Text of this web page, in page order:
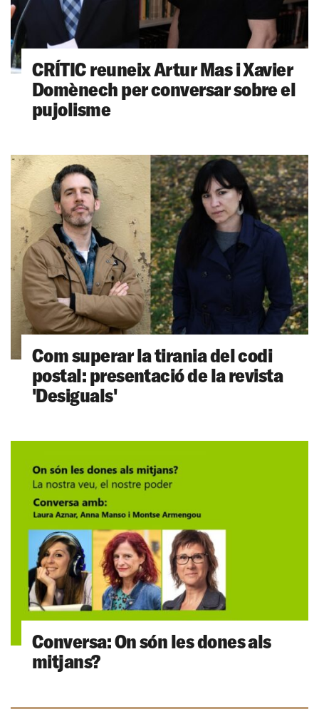
CRÍTIC reuneix Artur Mas i Xavier
Domènech per conversar sobre el
pujolisme
Com superar la tirania del codi
postal: presentació de la revista
'Desiguals'
Conversa: On són les dones als
mitjans?